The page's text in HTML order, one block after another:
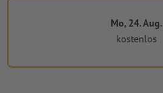
Mo, 24. Aug.
kostenlos